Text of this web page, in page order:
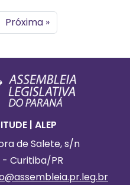
Próxima »
Informações Gerais
| ALEP
de Salete, s/n
- Curitiba/PR
@assembleia.pr.leg.br